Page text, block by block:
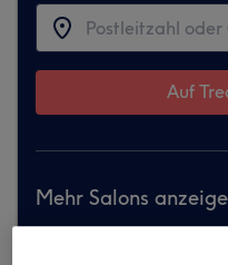
Auf
Mehr Salons